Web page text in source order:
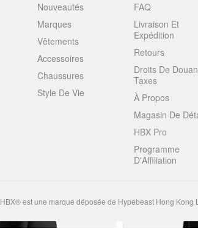
Nouveautés
Marques
Vêtements
Accessoires
Chaussures
Style De Vie
FAQ
Livraison Et
Expédition
Retours
Droits De
Taxes
À Propos
Magasin De
HBX Pro
Programme
D'Affiliation
HBX® est une marque déposée de Hypebeast Hong Kong